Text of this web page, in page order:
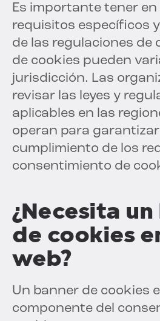
Es importante tener
requisitos específicos
de las regulaciones de
de cookies pueden
jurisdicción. Las
revisar las leyes y
aplicables en las
operan para garantizar
cumplimiento de los
consentimiento de
¿Necesita
de cookies
web?
Un banner de cookies
componente del